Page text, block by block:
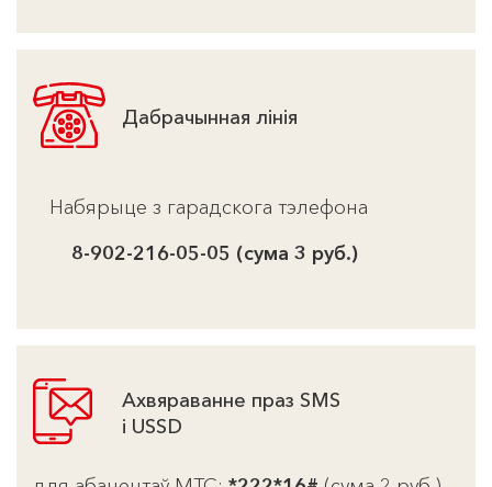
Дабрачынная лінія
Набярыце з гарадскога тэлефона
8-902-216-05-05 (сума 3 руб.)
Ахвяраванне праз SMS
і USSD